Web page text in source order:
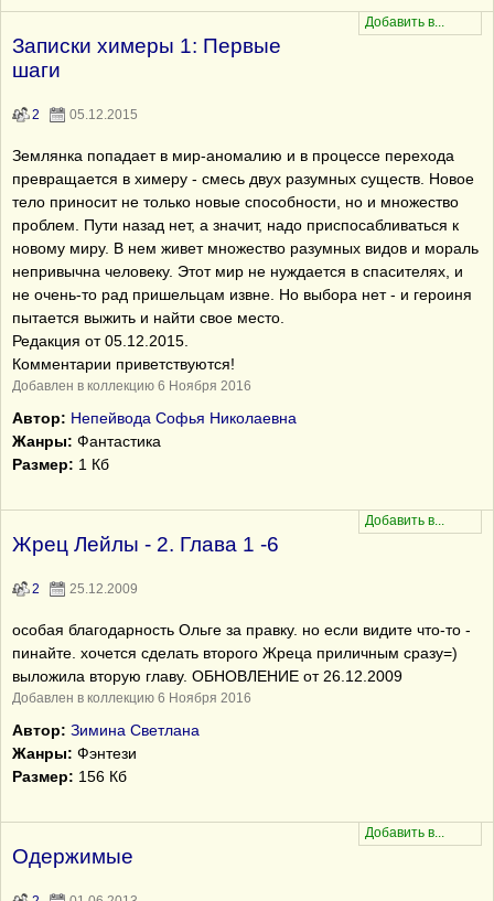
Записки химеры 1: Первые
шаги
2 05.12.2015
Землянка попадает в мир-аномалию и в процессе перехода
превращается в химеру - смесь двух разумных существ. Новое
тело приносит не только новые способности, но и множество
проблем. Пути назад нет, а значит, надо приспосабливаться к
новому миру. В нем живет множество разумных видов и мораль
непривычна человеку. Этот мир не нуждается в спасителях, и
не очень-то рад пришельцам извне. Но выбора нет - и героиня
пытается выжить и найти свое место.
Редакция от 05.12.2015.
Комментарии приветствуются!
Добавлен в коллекцию 6 Ноября 2016
Автор: Непейвода Софья Николаевна
Жанры: Фантастика
Размер: 1 Кб
Жрец Лейлы - 2. Глава 1 -6
2 25.12.2009
особая благодарность Ольге за правку. но если видите что-то -
пинайте. хочется сделать второго Жреца приличным сразу=)
выложила вторую главу. ОБНОВЛЕНИЕ от 26.12.2009
Добавлен в коллекцию 6 Ноября 2016
Автор: Зимина Светлана
Жанры: Фэнтези
Размер: 156 Кб
Одержимые